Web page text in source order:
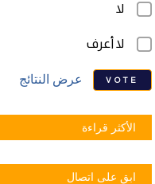
لا
لا أعرف
VOTE عرض النتائج
الأكثر قراءة
ابق على اتصال